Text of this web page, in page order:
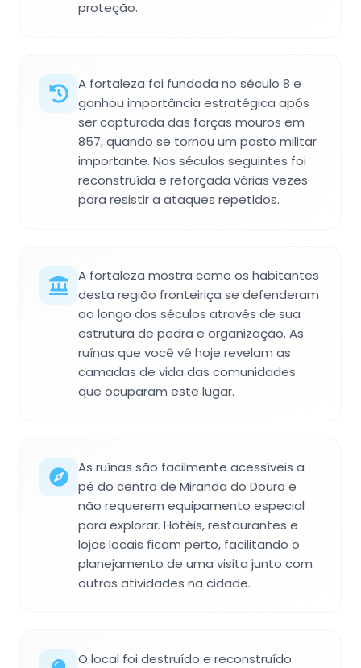
proteção.
A fortaleza foi fundada no século 8 e
ganhou importância estratégica após
ser capturada das forças mouros em
857, quando se tornou um posto militar
importante. Nos séculos seguintes foi
reconstruída e reforçada várias vezes
para resistir a ataques repetidos.
A fortaleza mostra como os habitantes
desta região fronteiriça se defenderam
ao longo dos séculos através de sua
estrutura de pedra e organização. As
ruínas que você vê hoje revelam as
camadas de vida das comunidades
que ocuparam este lugar.
As ruínas são facilmente acessíveis a
pé do centro de Miranda do Douro e
não requerem equipamento especial
para explorar. Hotéis, restaurantes e
lojas locais ficam perto, facilitando o
planejamento de uma visita junto com
outras atividades na cidade.
O local foi destruído e reconstruído